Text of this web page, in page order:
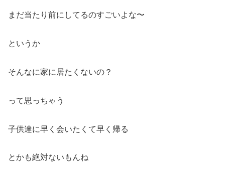
まだ当たり前にしてるのすごいよな〜
というか
そんなに家に居たくないの？
って思っちゃう
子供達に早く会いたくて早く帰る
とかも絶対ないもんね